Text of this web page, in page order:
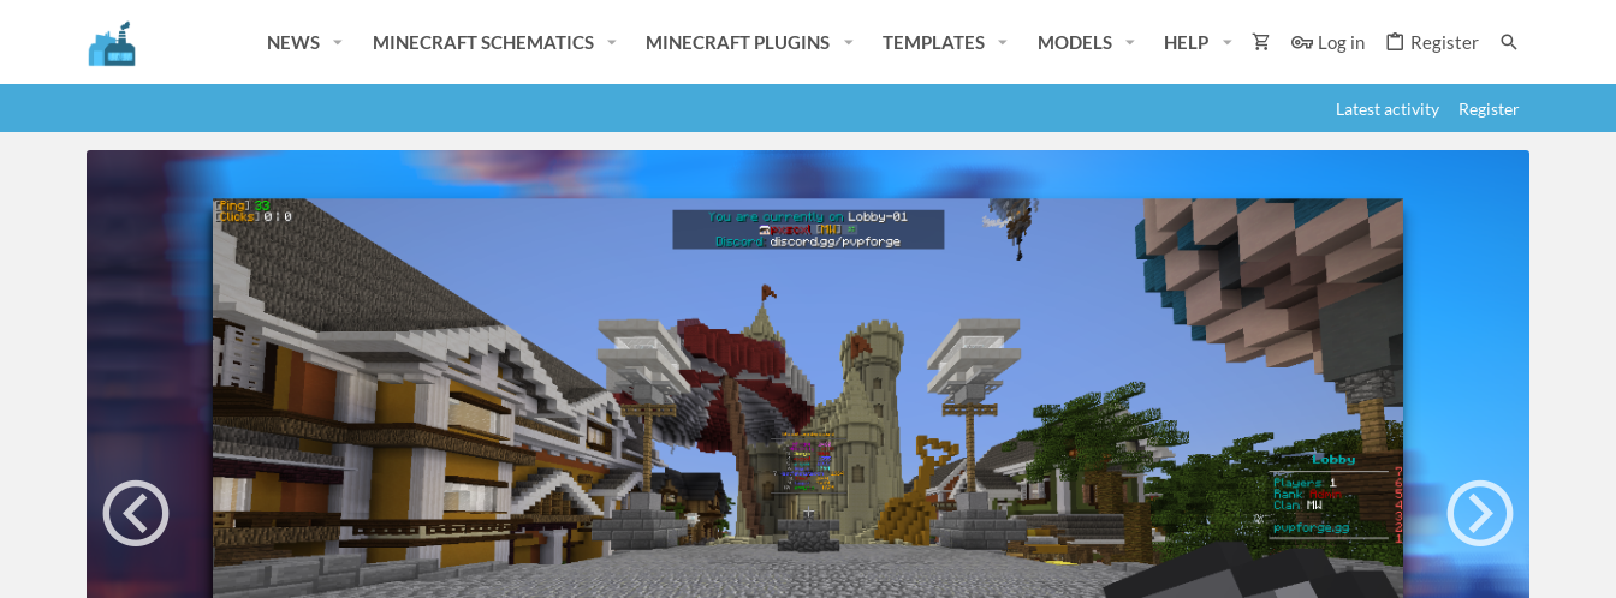
NEWS MINECRAFT SCHEMATICS MINECRAFT PLUGINS TEMPLATES MODELS HELP Log in Register
Latest activity Register